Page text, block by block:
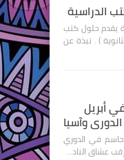
الدراسية
يقدم حلول كتب
) . نبذة عن
أبريل
في أبريل 2026 | جدول حاسم في الدوري